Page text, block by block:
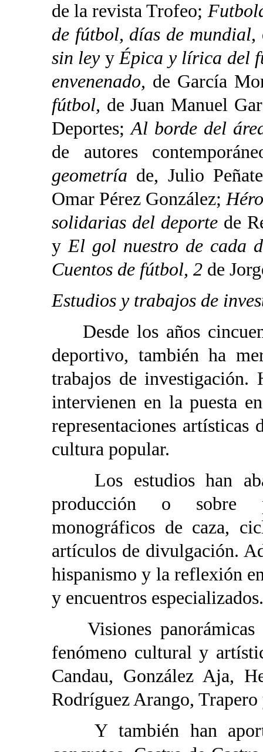
de la revista Trofeo;
de fútbol, días de mundial,
sin leyyÉpica y lírica del
envenenado, de García
fútbol, de Juan Manuel
Deportes;Al borde del
de autores
geometría de, Julio
Omar Pérez González;
solidarias del deportede
yEl gol nuestro de cada
Cuentos de fútbol, 2 de
Estudios y trabajos de
Desde los años
deportivo, también ha
trabajos de investigación.
intervienen en la puesta
representaciones
cultura popular.
Los estudios han
producción o sobre
monográficos de caza,
artículos de divulgación.
hispanismo y la reflexión
y encuentros especializados.
Visiones panorámicas
fenómeno cultural y
Candau, González Aja,
Rodríguez Arango, Trapero
Y también han